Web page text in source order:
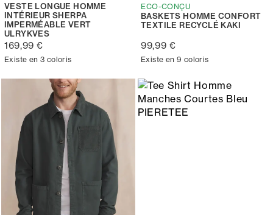
VESTE LONGUE HOMME
INTÉRIEUR SHERPA
IMPERMÉABLE VERT
ULRYKVES
169,99 €
Existe en 3 coloris
ECO-CONÇU
BASKETS HOMME CONFORT
TEXTILE RECYCLÉ KAKI
99,99 €
Existe en 9 coloris